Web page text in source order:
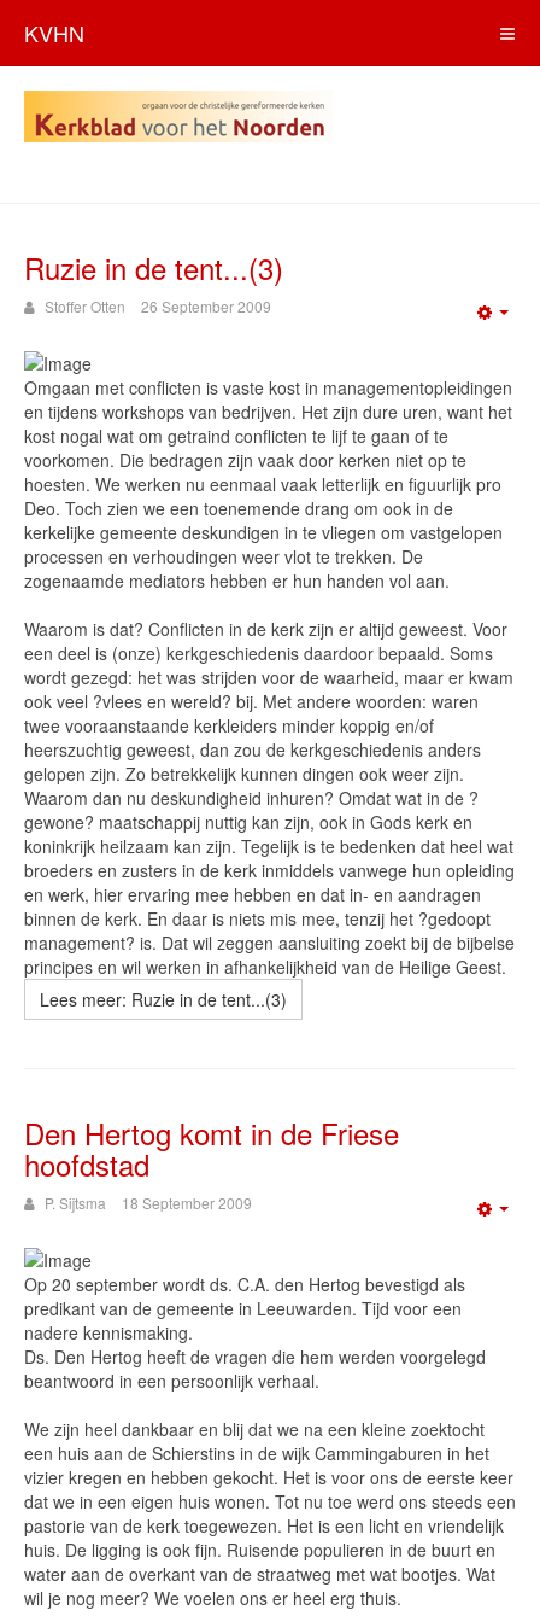
KVHN
Ruzie in de tent...(3)
Stoffer Otten 26 September 2009
Omgaan met conflicten is vaste kost in managementopleidingen
en tijdens workshops van bedrijven. Het zijn dure uren, want het
kost nogal wat om getraind conflicten te lijf te gaan of te
voorkomen. Die bedragen zijn vaak door kerken niet op te
hoesten. We werken nu eenmaal vaak letterlijk en figuurlijk pro
Deo. Toch zien we een toenemende drang om ook in de
kerkelijke gemeente deskundigen in te vliegen om vastgelopen
processen en verhoudingen weer vlot te trekken. De
zogenaamde mediators hebben er hun handen vol aan.
Waarom is dat? Conflicten in de kerk zijn er altijd geweest. Voor
een deel is (onze) kerkgeschiedenis daardoor bepaald. Soms
wordt gezegd: het was strijden voor de waarheid, maar er kwam
ook veel ?vlees en wereld? bij. Met andere woorden: waren
twee vooraanstaande kerkleiders minder koppig en/of
heerszuchtig geweest, dan zou de kerkgeschiedenis anders
gelopen zijn. Zo betrekkelijk kunnen dingen ook weer zijn.
Waarom dan nu deskundigheid inhuren? Omdat wat in de ?
gewone? maatschappij nuttig kan zijn, ook in Gods kerk en
koninkrijk heilzaam kan zijn. Tegelijk is te bedenken dat heel wat
broeders en zusters in de kerk inmiddels vanwege hun opleiding
en werk, hier ervaring mee hebben en dat in- en aandragen
binnen de kerk. En daar is niets mis mee, tenzij het ?gedoopt
management? is. Dat wil zeggen aansluiting zoekt bij de bijbelse
principes en wil werken in afhankelijkheid van de Heilige Geest.
Lees meer: Ruzie in de tent...(3)
Den Hertog komt in de Friese
hoofdstad
P. Sijtsma 18 September 2009
Op 20 september wordt ds. C.A. den Hertog bevestigd als
predikant van de gemeente in Leeuwarden. Tijd voor een
nadere kennismaking.
Ds. Den Hertog heeft de vragen die hem werden voorgelegd
beantwoord in een persoonlijk verhaal.
We zijn heel dankbaar en blij dat we na een kleine zoektocht
een huis aan de Schierstins in de wijk Cammingaburen in het
vizier kregen en hebben gekocht. Het is voor ons de eerste keer
dat we in een eigen huis wonen. Tot nu toe werd ons steeds een
pastorie van de kerk toegewezen. Het is een licht en vriendelijk
huis. De ligging is ook fijn. Ruisende populieren in de buurt en
water aan de overkant van de straatweg met wat bootjes. Wat
wil je nog meer? We voelen ons er heel erg thuis.